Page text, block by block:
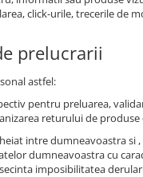
click-urile, trecerile de
prelucrarii
astfel:
pentru preluarea,
returului de
intre dumneavoastra si
dumneavoastra cu
imposibilitatea